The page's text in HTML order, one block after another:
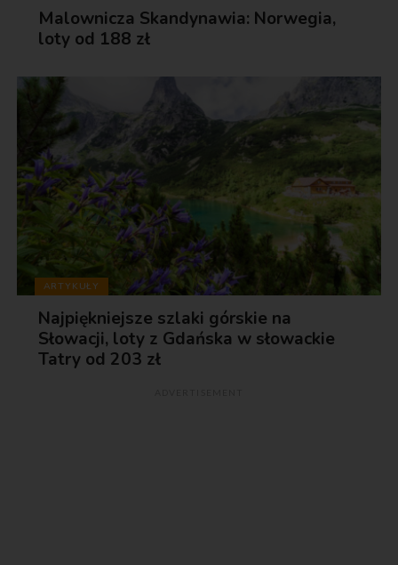
Malownicza Skandynawia: Norwegia,
loty od 188 zł
ARTYKUŁY
Najpiękniejsze szlaki górskie na
Słowacji, loty z Gdańska w słowackie
Tatry od 203 zł